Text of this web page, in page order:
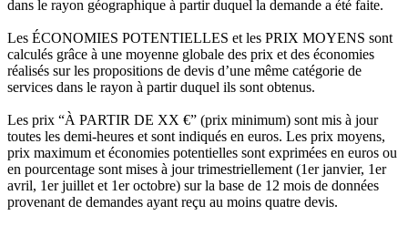
dans le rayon géographique à partir duquel la demande a été faite.
Les ÉCONOMIES POTENTIELLES et les PRIX MOYENS sont
calculés grâce à une moyenne globale des prix et des économies
réalisés sur les propositions de devis d’une même catégorie de
services dans le rayon à partir duquel ils sont obtenus.
Les prix “À PARTIR DE XX €” (prix minimum) sont mis à jour
toutes les demi-heures et sont indiqués en euros. Les prix moyens,
prix maximum et économies potentielles sont exprimées en euros ou
en pourcentage sont mises à jour trimestriellement (1er janvier, 1er
avril, 1er juillet et 1er octobre) sur la base de 12 mois de données
provenant de demandes ayant reçu au moins quatre devis.